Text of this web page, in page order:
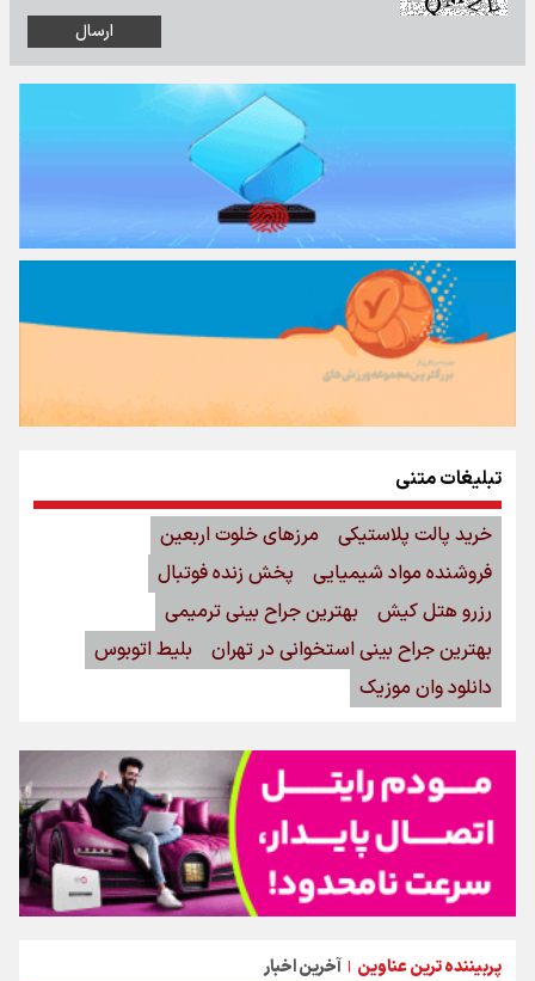
پربیننده ترین عناوین | آخرین اخبار
تبلیغات متنی
خرید پالت پلاستیکی
مرزهای خلوت اربعین
فروشنده مواد شیمیایی
پخش زنده فوتبال
رزرو هتل کیش
بهترین جراح بینی ترمیمی
بهترین جراح بینی استخوانی در تهران
بلیط اتوبوس
دانلود وان موزیک